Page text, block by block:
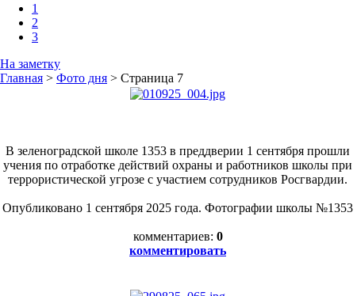
1
2
3
На заметку
Главная > Фото дня > Страница 7
В зеленоградской школе 1353 в преддверии 1 сентября прошли
учения по отработке действий охраны и работников школы при
террористической угрозе с участием сотрудников Росгвардии.
Опубликовано 1 сентября 2025 года. Фотографии школы №1353
комментариев: 0
комментировать